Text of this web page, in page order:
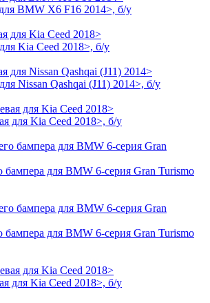
BMW X6 F16 2014>, б/у
Kia Ceed 2018>, б/у
Nissan Qashqai (J11) 2014>, б/у
для Kia Ceed 2018>, б/у
бампера для BMW 6-серия Gran Turismo
бампера для BMW 6-серия Gran Turismo
для Kia Ceed 2018>, б/у